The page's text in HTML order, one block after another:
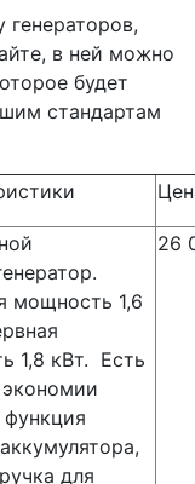
в ней можно
будет
стандартам
мощность 1,6
1,8 кВт. Есть
функция
для
26